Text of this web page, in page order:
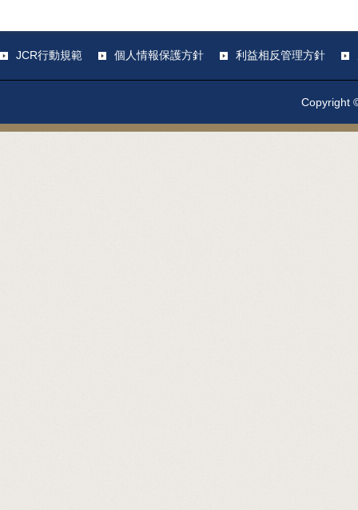
JCR行動規範 個人情報保護方針 利益相反管理方針
Copyright